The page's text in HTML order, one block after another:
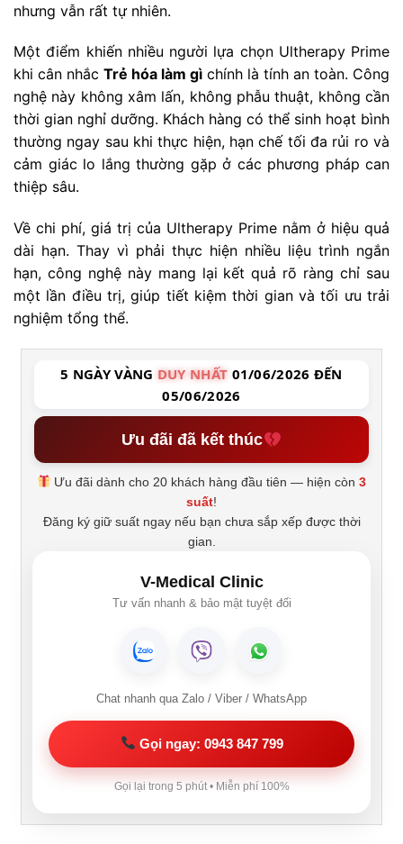
nhưng vẫn rất tự nhiên.
Một điểm khiến nhiều người lựa chọn Ultherapy Prime
khi cân nhắc Trẻ hóa làm gì chính là tính an toàn. Công
nghệ này không xâm lấn, không phẫu thuật, không cần
thời gian nghỉ dưỡng. Khách hàng có thể sinh hoạt bình
thường ngay sau khi thực hiện, hạn chế tối đa rủi ro và
cảm giác lo lắng thường gặp ở các phương pháp can
thiệp sâu.
Về chi phí, giá trị của Ultherapy Prime nằm ở hiệu quả
dài hạn. Thay vì phải thực hiện nhiều liệu trình ngắn
hạn, công nghệ này mang lại kết quả rõ ràng chỉ sau
một lần điều trị, giúp tiết kiệm thời gian và tối ưu trải
nghiệm tổng thể.
5 NGÀY VÀNG DUY NHẤT 01/06/2026 ĐẾN
05/06/2026
Ưu đãi đã kết thúc
Ưu đãi dành cho 20 khách hàng đầu tiên — hiện còn3
suất!
Đăng ký giữ suất ngay nếu bạn chưa sắp xếp được thời
gian.
V-Medical Clinic
Tư vấn nhanh & bảo mật tuyệt đối
Chat nhanh qua Zalo / Viber / WhatsApp
Gọi ngay: 0943 847 799
Gọi lại trong 5 phút • Miễn phí 100%